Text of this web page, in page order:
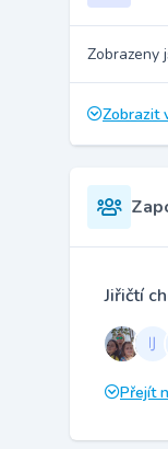
Zobrazeny
Zobrazit
Jiřičtí
Přejít